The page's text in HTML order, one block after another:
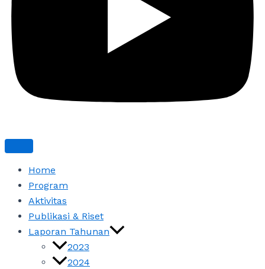
Home
Program
Aktivitas
Publikasi & Riset
Laporan Tahunan
2023
2024